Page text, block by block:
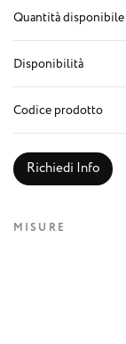
Quantità disponibile
Disponibilità
Codice prodotto
Richiedi Info
MISURE